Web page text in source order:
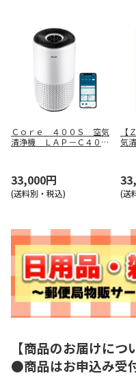
Ｃｏｒｅ ４００Ｓ 空気
清浄機 ＬＡＰ－Ｃ４０１
33,000円
(送料別・税込)
【
気
(送
【商品のお届けにつ
●商品はお申込み受